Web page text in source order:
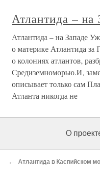
Атлантида – на
Атлантида – на Западе
о материке Атлантида
о колониях атлантов,
Средиземноморью.И,
описывает только сам
Атланта никогда не
О
←